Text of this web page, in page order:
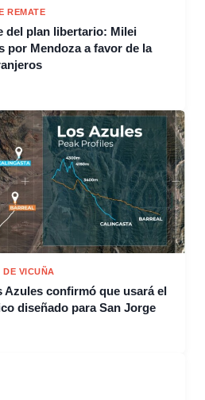
REMATE
del plan libertario: Milei
por Mendoza a favor de la
VICUÑA
Azules confirmó que usará el
diseñado para San Jorge